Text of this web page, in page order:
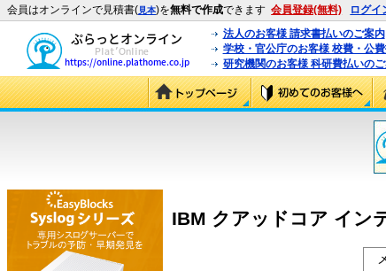
会員はオンラインで見積書(見本)を無料で作成できます 会員登録(無料) ログイ
法人のお客様 請求書払いのご案内
学校・官公庁のお客様 校費・公
研究機関のお客様 科研費払いの
IBM クアッドコア イン